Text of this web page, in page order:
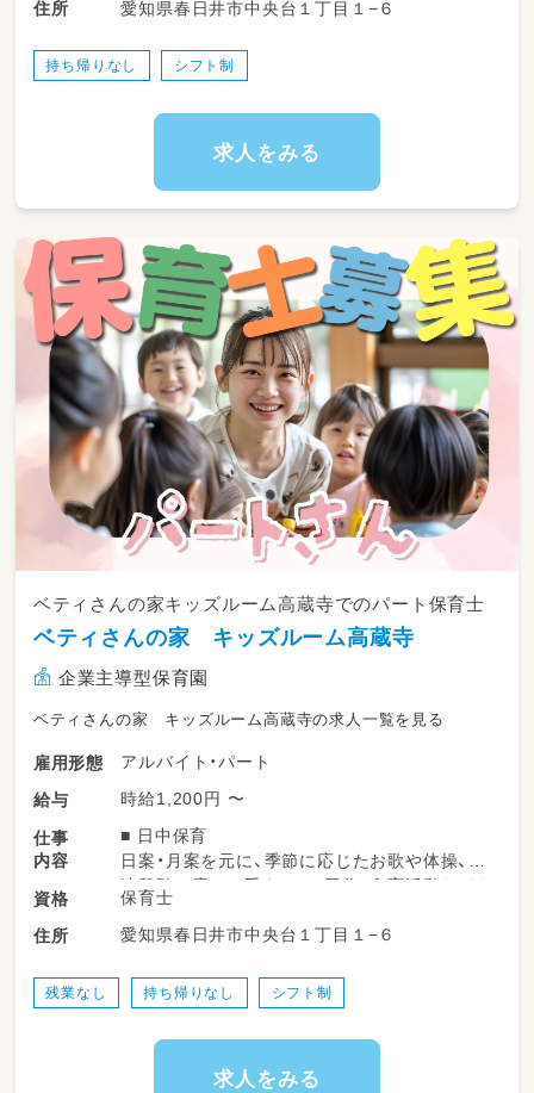
社風
籍していますので、経験年数関係なく、やる気が
ある方は、ぜひ一度お話しましょう！
見学からでもOKです。
住所
愛知県春日井市中央台１丁目１−６
持ち帰りなし シフト制
求人をみる
ベティさんの家キッズルーム高蔵寺でのパート保育士
ベティさんの家 キッズルーム高蔵寺
企業主導型保育園
ベティさんの家 キッズルーム高蔵寺の求人一覧を見る
雇用形態
アルバイト・パート
給与
時給1,200円 〜
仕事
内容
■ 日中保育
日案・月案を元に、季節に応じたお歌や体操、発
達段階に応じた手あそび・工作、食育活動などを
おこないます。「こんな活動をしてみたい！」と
いう、新人の先生の提案も歓迎します。
■ 季節行事の実施
大型行事はありませんが、毎月のお誕生日のほ
か、季節に合わせた活動を年間通じておこなっ
資格
保育士
住所
愛知県春日井市中央台１丁目１−６
残業なし 持ち帰りなし シフト制
求人をみる